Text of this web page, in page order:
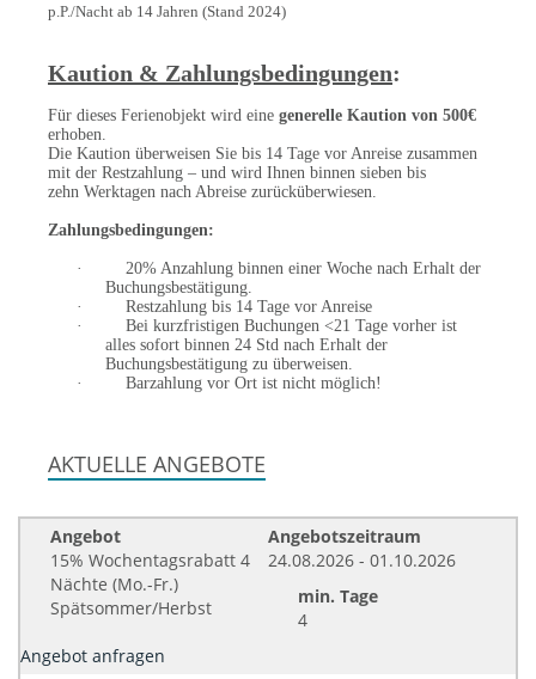
p.P./Nacht ab 14 Jahren (Stand 2024)
Kaution & Zahlungsbedingungen:
Für dieses Ferienobjekt wird eine generelle Kaution von 500€
erhoben.
Die Kaution überweisen Sie bis 14 Tage vor Anreise zusammen
mit der Restzahlung – und wird Ihnen binnen sieben bis
zehn Werktagen nach Abreise zurücküberwiesen.
Zahlungsbedingungen:
· 20% Anzahlung binnen einer Woche nach Erhalt der
Buchungsbestätigung.
· Restzahlung bis 14 Tage vor Anreise
· Bei kurzfristigen Buchungen <21 Tage vorher ist
alles sofort binnen 24 Std nach Erhalt der
Buchungsbestätigung zu überweisen.
· Barzahlung vor Ort ist nicht möglich!
AKTUELLE ANGEBOTE
Angebot
15% Wochentagsrabatt 4
Nächte (Mo.-Fr.)
Spätsommer/Herbst
Angebotszeitraum
24.08.2026 - 01.10.2026
min. Tage
4
Angebot anfragen